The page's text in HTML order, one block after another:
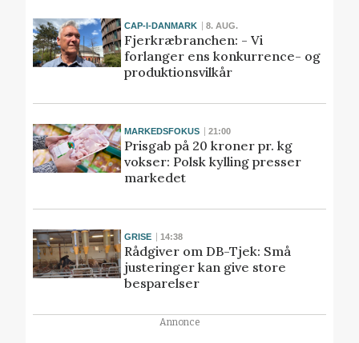
CAP-I-DANMARK 8. AUG.
Fjerkræbranchen: - Vi
forlanger ens konkurrence- og
produktionsvilkår
MARKEDSFOKUS 21:00
Prisgab på 20 kroner pr. kg
vokser: Polsk kylling presser
markedet
GRISE 14:38
Rådgiver om DB-Tjek: Små
justeringer kan give store
besparelser
Annonce